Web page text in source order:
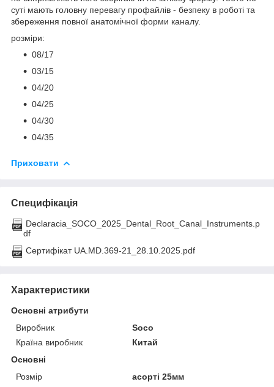
суті мають головну перевагу профайлів - безпеку в роботі та
збереження повної анатомічної форми каналу.
розміри:
08/17
03/15
04/20
04/25
04/30
04/35
Приховати
Специфікація
Declaracia_SOCO_2025_Dental_Root_Canal_Instruments.p
df
Сертифікат UA.MD.369-21_28.10.2025.pdf
Характеристики
Основні атрибути
Виробник
Soco
Країна виробник
Китай
Основні
Розмір
асорті 25мм